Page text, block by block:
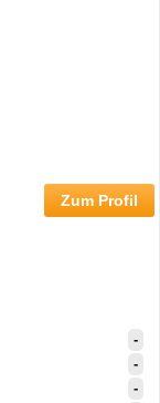
Zum Profil
-
-
-